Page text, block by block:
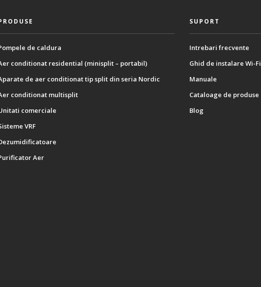
de caldura
conditionat residential (minisplit – portabil)
de aer conditionat tip split din seria Nordic
conditionat multisplit
comerciale
VRF
Aer
SUPORT
Intrebari frecvente
Ghid de instalare Wi-Fi
Manuale
Cataloage de produse
Blog